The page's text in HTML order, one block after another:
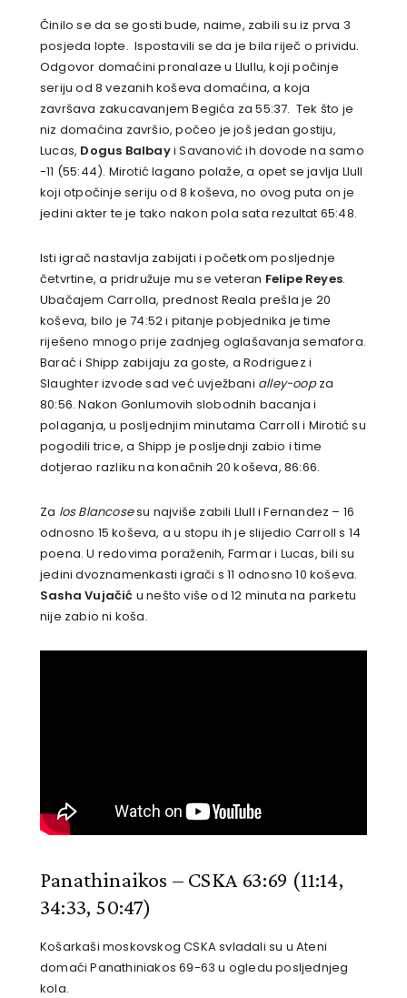
Činilo se da se gosti bude, naime, zabili su iz prva 3
posjeda lopte. Ispostavili se da je bila riječ o prividu.
Odgovor domaćini pronalaze u Llullu, koji počinje
seriju od 8 vezanih koševa domaćina, a koja
završava zakucavanjem Begića za 55:37. Tek što je
niz domaćina završio, počeo je još jedan gostiju,
Lucas, Dogus Balbayi Savanović ih dovode na samo
-11 (55:44). Mirotić lagano polaže, a opet se javlja Llull
koji otpočinje seriju od 8 koševa, no ovog puta on je
jedini akter te je tako nakon pola sata rezultat 65:48.
Isti igrač nastavlja zabijati i početkom posljednje
četvrtine, a pridružuje mu se veteran Felipe Reyes.
Ubačajem Carrolla, prednost Reala prešla je 20
koševa, bilo je 74:52 i pitanje pobjednika je time
riješeno mnogo prije zadnjeg oglašavanja semafora.
Barać i Shipp zabijaju za goste, a Rodriguez i
Slaughter izvode sad već uvježbani alley-oopza
80:56. Nakon Gonlumovih slobodnih bacanja i
polaganja, u posljednjim minutama Carroll i Mirotić su
pogodili trice, a Shipp je posljednji zabio i time
dotjerao razliku na konačnih 20 koševa, 86:66.
Za los Blancosesu najviše zabili Llull i Fernandez – 16
odnosno 15 koševa, a u stopu ih je slijedio Carroll s 14
poena. U redovima poraženih, Farmar i Lucas, bili su
jedini dvoznamenkasti igrači s 11 odnosno 10 koševa.
Sasha Vujačić u nešto više od 12 minuta na parketu
nije zabio ni koša.
Panathinaikos – CSKA 63:69 (11:14,
34:33, 50:47)
Košarkaši moskovskog CSKA svladali su u Ateni
domaći Panathiniakos 69-63 u ogledu posljednjeg
kola.